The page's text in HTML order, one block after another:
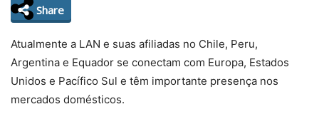
Share
Atualmente a LAN e suas afiliadas no Chile, Peru,
Argentina e Equador se conectam com Europa, Estados
Unidos e Pacífico Sul e têm importante presença nos
mercados domésticos.